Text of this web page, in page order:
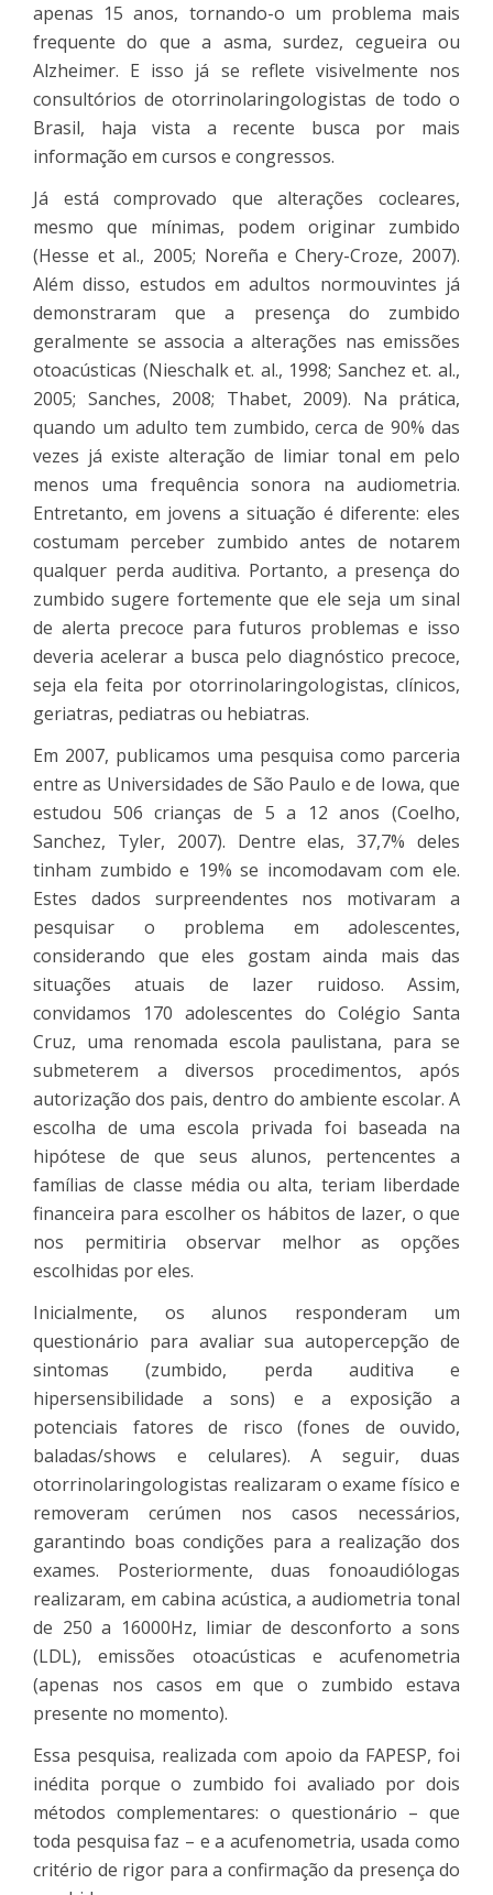
apenas 15 anos, tornando-o um problema mais
frequente do que a asma, surdez, cegueira ou
Alzheimer. E isso já se reflete visivelmente nos
consultórios de otorrinolaringologistas de todo o
Brasil, haja vista a recente busca por mais
informação em cursos e congressos.
Já está comprovado que alterações cocleares,
mesmo que mínimas, podem originar zumbido
(Hesse et al., 2005; Noreña e Chery-Croze, 2007).
Além disso, estudos em adultos normouvintes já
demonstraram que a presença do zumbido
geralmente se associa a alterações nas emissões
otoacústicas (Nieschalk et. al., 1998; Sanchez et. al.,
2005; Sanches, 2008; Thabet, 2009). Na prática,
quando um adulto tem zumbido, cerca de 90% das
vezes já existe alteração de limiar tonal em pelo
menos uma frequência sonora na audiometria.
Entretanto, em jovens a situação é diferente: eles
costumam perceber zumbido antes de notarem
qualquer perda auditiva. Portanto, a presença do
zumbido sugere fortemente que ele seja um sinal
de alerta precoce para futuros problemas e isso
deveria acelerar a busca pelo diagnóstico precoce,
seja ela feita por otorrinolaringologistas, clínicos,
geriatras, pediatras ou hebiatras.
Em 2007, publicamos uma pesquisa como parceria
entre as Universidades de São Paulo e de Iowa, que
estudou 506 crianças de 5 a 12 anos (Coelho,
Sanchez, Tyler, 2007). Dentre elas, 37,7% deles
tinham zumbido e 19% se incomodavam com ele.
Estes dados surpreendentes nos motivaram a
pesquisar o problema em adolescentes,
considerando que eles gostam ainda mais das
situações atuais de lazer ruidoso. Assim,
convidamos 170 adolescentes do Colégio Santa
Cruz, uma renomada escola paulistana, para se
submeterem a diversos procedimentos, após
autorização dos pais, dentro do ambiente escolar. A
escolha de uma escola privada foi baseada na
hipótese de que seus alunos, pertencentes a
famílias de classe média ou alta, teriam liberdade
financeira para escolher os hábitos de lazer, o que
nos permitiria observar melhor as opções
escolhidas por eles.
Inicialmente, os alunos responderam um
questionário para avaliar sua autopercepção de
sintomas (zumbido, perda auditiva e
hipersensibilidade a sons) e a exposição a
potenciais fatores de risco (fones de ouvido,
baladas/shows e celulares). A seguir, duas
otorrinolaringologistas realizaram o exame físico e
removeram cerúmen nos casos necessários,
garantindo boas condições para a realização dos
exames. Posteriormente, duas fonoaudiólogas
realizaram, em cabina acústica, a audiometria tonal
de 250 a 16000Hz, limiar de desconforto a sons
(LDL), emissões otoacústicas e acufenometria
(apenas nos casos em que o zumbido estava
presente no momento).
Essa pesquisa, realizada com apoio da FAPESP, foi
inédita porque o zumbido foi avaliado por dois
métodos complementares: o questionário – que
toda pesquisa faz – e a acufenometria, usada como
critério de rigor para a confirmação da presença do